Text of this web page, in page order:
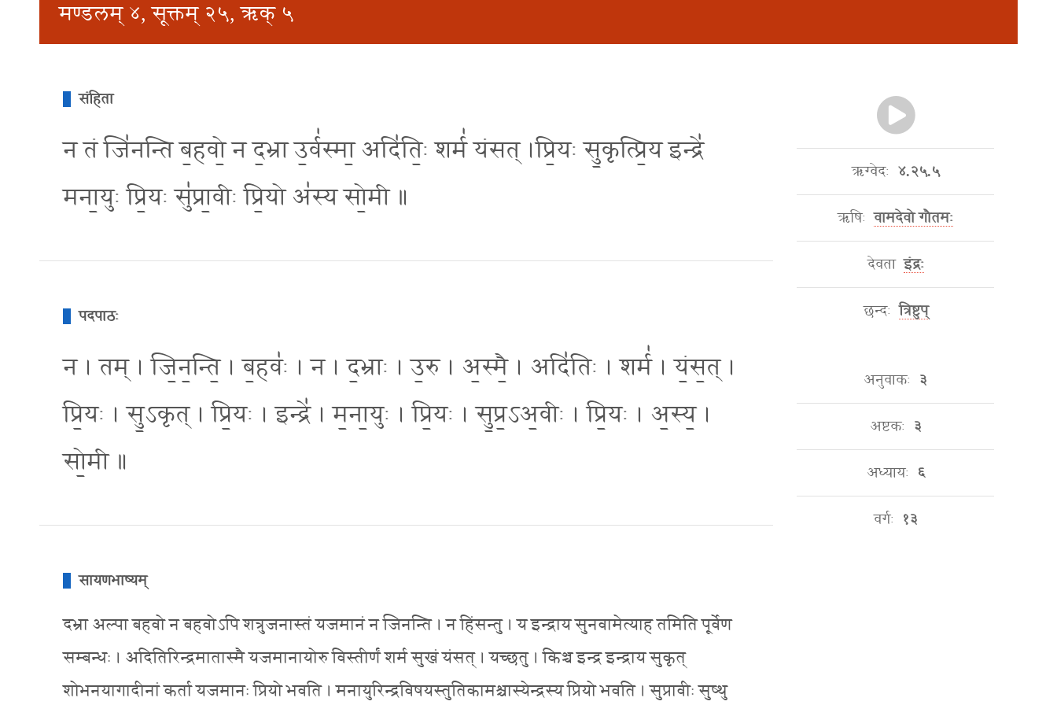
मण्डलम् ४, सूक्तम् २५, ऋक् ५
संहिता
न तं जि॑नन्ति ब॒हवो॒ न द॒भ्रा उ॒र्व॑स्मा॒ अदि॑ति॒ः शर्म॑ यंसत् ।प्रि॒यः सु॒कृत्प्रि॒य इन्द्रे॑
मना॒युः प्रि॒यः सु॑प्रा॒वीः प्रि॒यो अ॑स्य सो॒मी ॥
पदपाठः
न । तम् । जि॒न॒न्ति॒ । ब॒हवः॑ । न । द॒भ्राः । उ॒रु । अ॒स्मै॒ । अदि॑तिः । शर्म॑ । यं॒स॒त् ।
प्रि॒यः । सु॒ऽकृत् । प्रि॒यः । इन्द्रे॑ । म॒ना॒युः । प्रि॒यः । सु॒प्र॒ऽअ॒वीः । प्रि॒यः । अ॒स्य॒ ।
सो॒मी ॥
सायणभाष्यम्
दभ्रा अल्पा बहवो न बहवोऽपि शत्रुजनास्तं यजमानं न जिनन्ति । न हिंसन्तु । य इन्द्राय सुनवामेत्याह तमिति पूर्वेण
सम्बन्धः । अदितिरिन्द्रमातास्मै यजमानायोरु विस्तीर्णं शर्म सुखं यंसत् । यच्छतु । किञ्च इन्द्र इन्द्राय सुकृत्
शोभनयागादीनां कर्ता यजमानः प्रियो भवति । मनायुरिन्द्रविषयस्तुतिकामश्चास्येन्द्रस्य प्रियो भवति । सुप्रावीः सुष्थु
ऋग्वेदः ४.२५.५
ऋषिः वामदेवो गौतमः
देवता इंद्रः
छन्दः त्रिष्टुप्
अनुवाकः ३
अष्टकः ३
अध्यायः ६
वर्गः १३